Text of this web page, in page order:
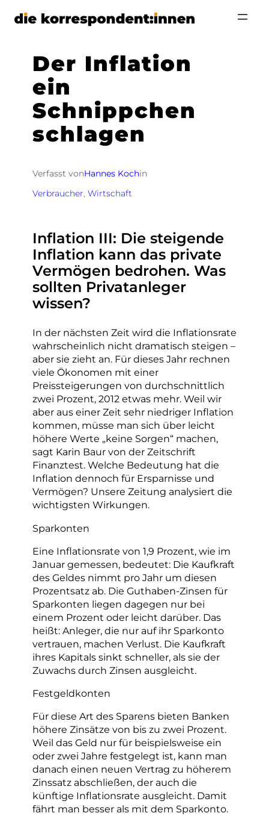
Zum
Der Inflation
ein
Schnippchen
schlagen
Verfasst vonHannes Kochin
Verbraucher, Wirtschaft
Inflation III: Die steigende
Inflation kann das private
Vermögen bedrohen. Was
sollten Privatanleger
wissen?
In der nächsten Zeit wird die Inflationsrate
wahrscheinlich nicht dramatisch steigen –
aber sie zieht an. Für dieses Jahr rechnen
viele Ökonomen mit einer
Preissteigerungen von durchschnittlich
zwei Prozent, 2012 etwas mehr. Weil wir
aber aus einer Zeit sehr niedriger Inflation
kommen, müsse man sich über leicht
höhere Werte „keine Sorgen“ machen,
sagt Karin Baur von der Zeitschrift
Finanztest. Welche Bedeutung hat die
Inflation dennoch für Ersparnisse und
Vermögen? Unsere Zeitung analysiert die
wichtigsten Wirkungen.
Sparkonten
Eine Inflationsrate von 1,9 Prozent, wie im
Januar gemessen, bedeutet: Die Kaufkraft
des Geldes nimmt pro Jahr um diesen
Prozentsatz ab. Die Guthaben-Zinsen für
Sparkonten liegen dagegen nur bei
einem Prozent oder leicht darüber. Das
heißt: Anleger, die nur auf ihr Sparkonto
vertrauen, machen Verlust. Die Kaufkraft
ihres Kapitals sinkt schneller, als sie der
Zuwachs durch Zinsen ausgleicht.
Festgeldkonten
Für diese Art des Sparens bieten Banken
höhere Zinsätze von bis zu zwei Prozent.
Weil das Geld nur für beispielsweise ein
oder zwei Jahre festgelegt ist, kann man
danach einen neuen Vertrag zu höherem
Zinssatz abschließen, der auch die
künftige Inflationsrate ausgleicht. Damit
fährt man besser als mit dem Sparkonto.